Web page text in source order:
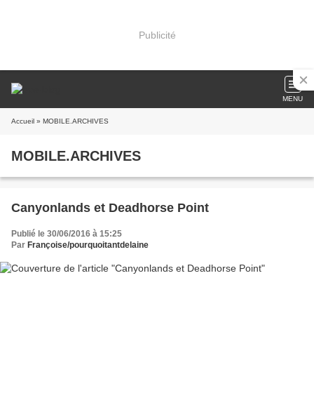
Publicité
MENU
Accueil » MOBILE.ARCHIVES
MOBILE.ARCHIVES
Canyonlands et Deadhorse Point
Publié le 30/06/2016 à 15:25
Par Françoise/pourquoitantdelaine